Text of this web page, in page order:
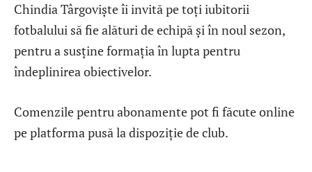
Chindia Târgoviște îi invită pe toți iubitorii
fotbalului să fie alături de echipă și în noul sezon,
pentru a susține formația în lupta pentru
îndeplinirea obiectivelor.
Comenzile pentru abonamente pot fi făcute online
pe platforma pusă la dispoziție de club.